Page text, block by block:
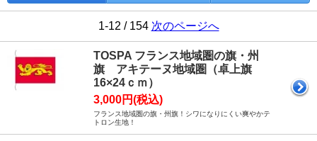
1-12 / 154 次のページへ
TOSPA フランス地域圏の旗・州
旗 アキテーヌ地域圏（卓上旗
16×24ｃｍ）
3,000円(税込)
フランス地域圏の旗・州旗！シワになりにくい爽やかテ
トロン生地！